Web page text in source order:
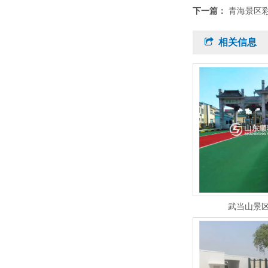
下一篇： 青海景区
相关信息
武当山景